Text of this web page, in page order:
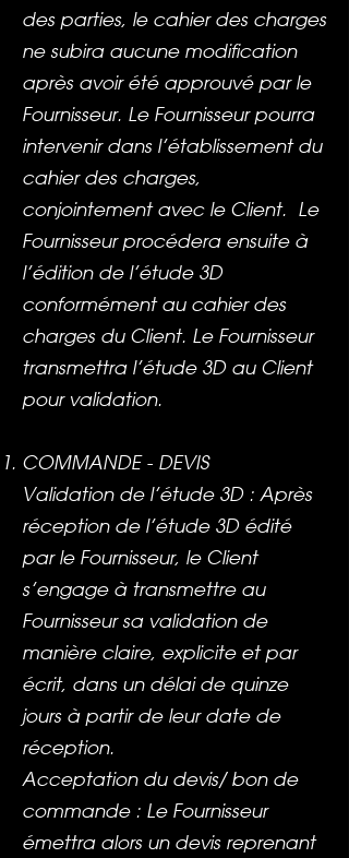
des parties, le cahier des charges
ne subira aucune modification
après avoir été approuvé par le
Fournisseur. Le Fournisseur pourra
intervenir dans l’établissement du
cahier des charges,
conjointement avec le Client. Le
Fournisseur procédera ensuite à
l’édition de l’étude 3D
conformément au cahier des
charges du Client. Le Fournisseur
transmettra l’étude 3D au Client
pour validation.
COMMANDE - DEVIS
Validation de l’étude 3D : Après
réception de l’étude 3D édité
par le Fournisseur, le Client
s’engage à transmettre au
Fournisseur sa validation de
manière claire, explicite et par
écrit, dans un délai de quinze
jours à partir de leur date de
réception.
Acceptation du devis/ bon de
commande : Le Fournisseur
émettra alors un devis reprenant